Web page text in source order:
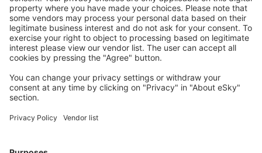
pohodlně
Naplánujte si cestu
Letenky